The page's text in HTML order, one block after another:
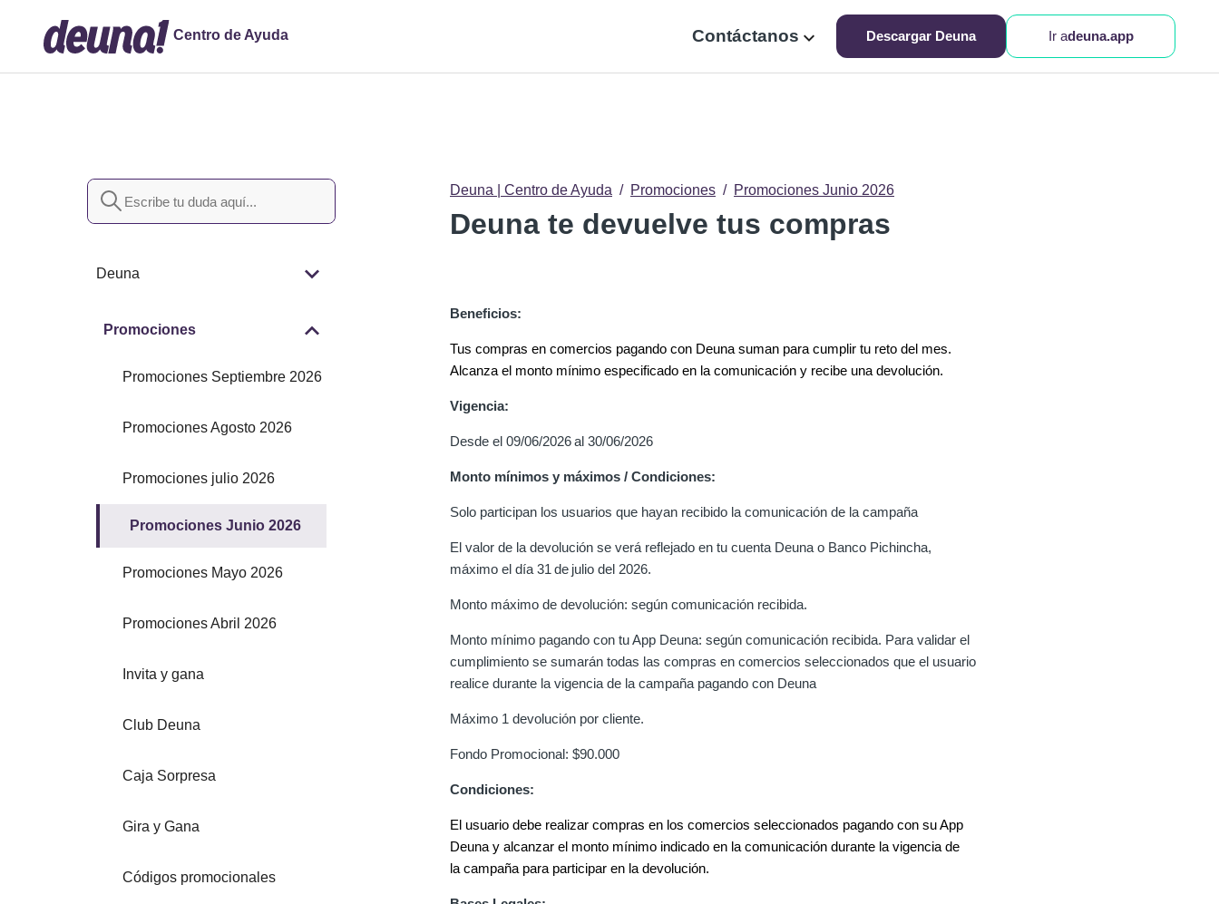
Centro de Ayuda Contáctanos Descargar Deuna Ir adeuna.app
Búsqueda
Deuna
Promociones
Promociones Septiembre 2026
Promociones Agosto 2026
Promociones julio 2026
Promociones Junio 2026
Promociones Mayo 2026
Promociones Abril 2026
Invita y gana
Club Deuna
Caja Sorpresa
Gira y Gana
Códigos promocionales
Deuna | Centro de Ayuda Promociones Promociones Junio 2026
Deuna te devuelve tus compras
Beneficios:
Tus compras en comercios pagando con Deuna suman para cumplir tu reto del mes.
Alcanza el monto mínimo especificado en la comunicación y recibe una devolución.
Vigencia:
Desde el 09/06/2026 al 30/06/2026
Monto mínimos y máximos / Condiciones:
Solo participan los usuarios que hayan recibido la comunicación de la campaña
El valor de la devolución se verá reflejado en tu cuenta Deuna o Banco Pichincha,
máximo el día 31 de julio del 2026.
Monto máximo de devolución: según comunicación recibida.
Monto mínimo pagando con tu App Deuna: según comunicación recibida. Para validar el
cumplimiento se sumarán todas las compras en comercios seleccionados que el usuario
realice durante la vigencia de la campaña pagando con Deuna
Máximo 1 devolución por cliente.
Fondo Promocional: $90.000
Condiciones:
El usuario debe realizar compras en los comercios seleccionados pagando con su App
Deuna y alcanzar el monto mínimo indicado en la comunicación durante la vigencia de
la campaña para participar en la devolución.